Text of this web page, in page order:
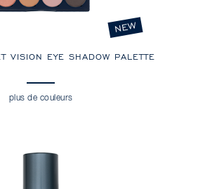
VISION EYE SHADOW PALETTE
NEW
plus de couleurs